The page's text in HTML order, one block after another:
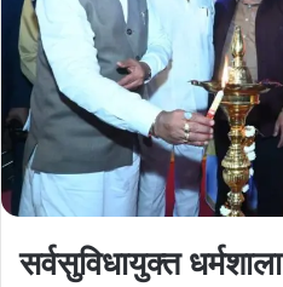
सर्वसुविधायुक्त